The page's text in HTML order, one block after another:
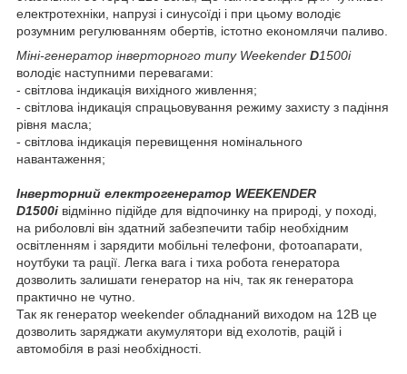
електротехніки, напрузі і синусоїді і при цьому володіє
розумним регулюванням обертів, істотно економлячи паливо.
Міні-генератор інверторного типу Weekender D1500i
володіє наступними перевагами:
- світлова індикація вихідного живлення;
- світлова індикація спрацьовування режиму захисту з падіння
рівня масла;
- світлова індикація перевищення номінального
навантаження;
Інверторний електрогенератор WEEKENDER
D1500i відмінно підійде для відпочинку на природі, у поході,
на риболовлі він здатний забезпечити табір необхідним
освітленням і зарядити мобільні телефони, фотоапарати,
ноутбуки та рації. Легка вага і тиха робота генератора
дозволить залишати генератор на ніч, так як генератора
практично не чутно.
Так як генератор weekender обладнаний виходом на 12В це
дозволить заряджати акумулятори від ехолотів, рацій і
автомобіля в разі необхідності.